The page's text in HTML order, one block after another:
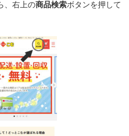
、右上の商品検索ボタンを押して